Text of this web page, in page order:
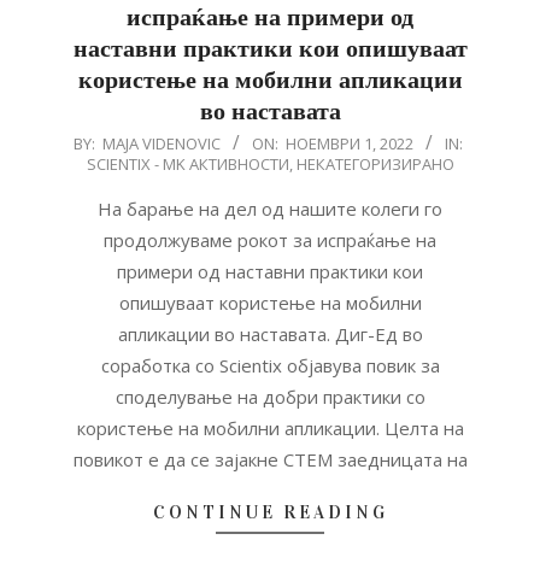
испраќање на примери од
наставни практики кои опишуваат
користење на мобилни апликации
во наставата
2022-
11-
BY: MAJA VIDENOVIC ON: НОЕМВРИ 1, 2022
IN:
SCIENTIX - MK АКТИВНОСТИ НЕКАТЕГОРИЗИРАНО
На барање на дел од нашите колеги го
продолжуваме рокот за испраќање на
примери од наставни практики кои
опишуваат користење на мобилни
апликации во наставата. Диг-Ед во
соработка со Scientix објавува повик за
споделување на добри практики со
користење на мобилни апликации. Целта на
повикот е да се зајакне СТЕМ заедницата на
CONTINUE READING